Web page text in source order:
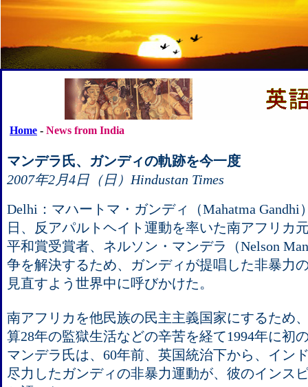
Home - News from India
マンデラ氏、ガンディの軌跡を今一度
2007年2月4日（日）Hindustan Times
Delhi：マハートマ・ガンディ（Mahatma Gandhi
日、反アパルトヘイト運動を率いた南アフリカ
平和賞受賞者、ネルソン・マンデラ（Nelson
争を解決するため、ガンディが提唱した非暴力
見直すよう世界中に呼びかけた。
南アフリカを他民族の民主主義国家にするため
算28年の監獄生活などの辛苦を経て1994年に初
マンデラ氏は、60年前、英国統治下から、イン
尽力したガンディの非暴力運動が、彼のインス